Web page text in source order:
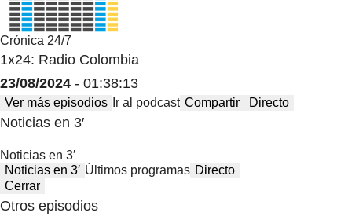
Crónica 24/7
1x24: Radio Colombia
23/08/2024 - 01:38:13
Ver más episodios Ir al podcast Compartir Directo
Noticias en 3′
Noticias en 3′
Noticias en 3′ Últimos programas Directo
Cerrar
Otros episodios